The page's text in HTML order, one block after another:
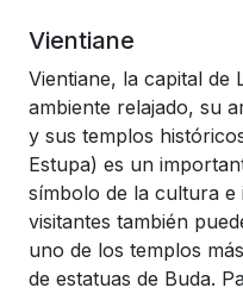
Vientiane
Vientiane, la capital de
ambiente relajado, su
y sus templos
Estupa) es un
símbolo de la cultura e
visitantes también
uno de los templos
de estatuas de Buda.